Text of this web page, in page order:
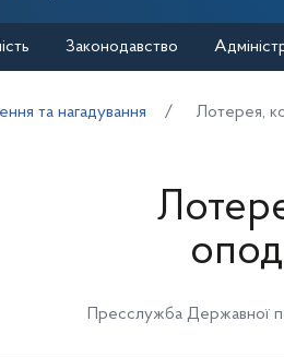
Законодавство
та нагадування Лотерея,
Пресслужба Державної